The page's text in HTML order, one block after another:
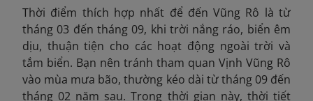
Thời điểm thích hợp nhất để đến Vũng Rô là từ
tháng 03 đến tháng 09, khi trời nắng ráo, biển êm
dịu, thuận tiện cho các hoạt động ngoài trời và
tắm biển. Bạn nên tránh tham quan Vịnh Vũng Rô
vào mùa mưa bão, thường kéo dài từ tháng 09 đến
tháng 02 năm sau. Trong thời gian này, thời tiết